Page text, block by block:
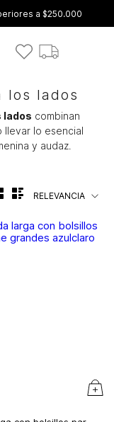
a $250.000
los lados
lados combinan
lo esencial
y audaz.
RELEVANCIA